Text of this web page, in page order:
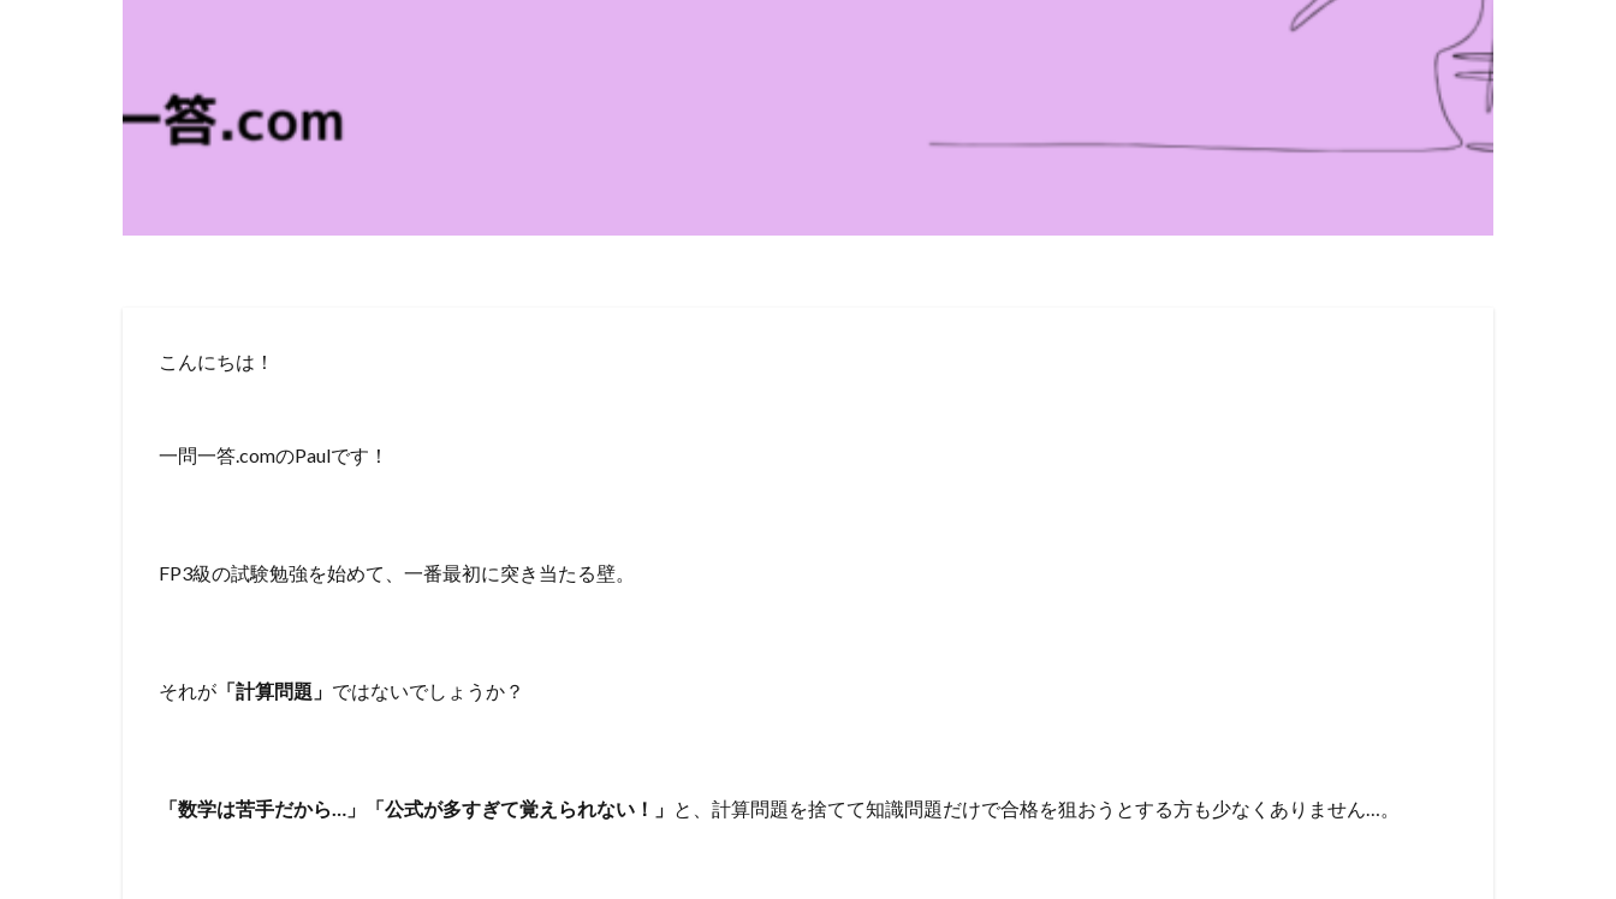
こんにちは！
一問一答.comのPaulです！
FP3級の試験勉強を始めて、一番最初に突き当たる壁。
それが 「計算問題」 ではないでしょうか？
「数学は苦手だから…」「公式が多すぎて覚えられない！」 と、計算問題を捨てて知識問題だけで合格を狙おうとする方も少なくありません…。